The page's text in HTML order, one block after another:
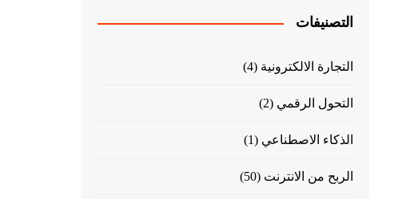
التصنيفات
التجارة الالكترونية (4)
التحول الرقمي (2)
الذكاء الاصطناعي (1)
الربح من الانترنت (50)